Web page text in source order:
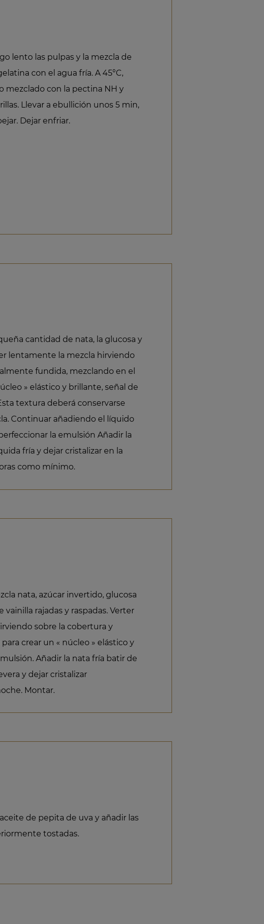
lento las pulpas y la mezcla de
con el agua fría. A 45°C,
mezclado con la pectina NH y
Llevar a ebullición unos 5 min,
Dejar enfriar.
cantidad de nata, la glucosa y
lentamente la mezcla hirviendo
fundida, mezclando en el
» elástico y brillante, señal de
textura deberá conservarse
Continuar añadiendo el líquido
la emulsión Añadir la
fría y dejar cristalizar en la
como mínimo.
nata, azúcar invertido, glucosa
vainilla rajadas y raspadas. Verter
sobre la cobertura y
crear un « núcleo » elástico y
Añadir la nata fría batir de
y dejar cristalizar
Montar.
de pepita de uva y añadir las
tostadas.